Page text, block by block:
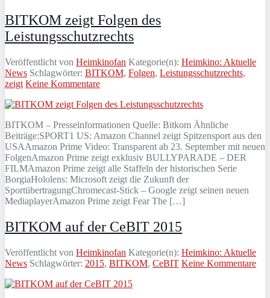
BITKOM zeigt Folgen des
Leistungsschutzrechts
Veröffentlicht von Heimkinofan Kategorie(n): Heimkino: Aktuelle
News Schlagwörter: BITKOM, Folgen, Leistungsschutzrechts,
zeigt Keine Kommentare
BITKOM – Presseinformationen Quelle: Bitkom Ähnliche
Beiträge:SPORT1 US: Amazon Channel zeigt Spitzensport aus den
USAAmazon Prime Video: Transparent ab 23. September mit neuen
FolgenAmazon Prime zeigt exklusiv BULLYPARADE – DER
FILMAmazon Prime zeigt alle Staffeln der historischen Serie
BorgiaHololens: Microsoft zeigt die Zukunft der
SportübertragungChromecast-Stick – Google zeigt seinen neuen
MediaplayerAmazon Prime zeigt Fear The […]
BITKOM auf der CeBIT 2015
Veröffentlicht von Heimkinofan Kategorie(n): Heimkino: Aktuelle
News Schlagwörter: 2015, BITKOM, CeBIT Keine Kommentare